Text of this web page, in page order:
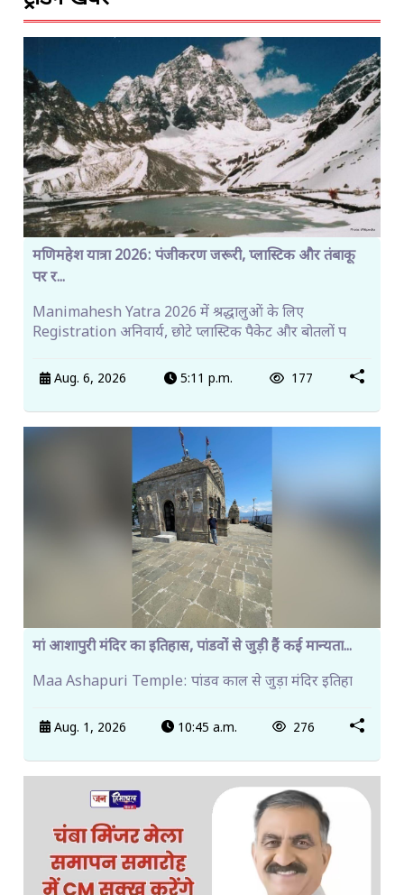
मणिमहेश यात्रा 2026: पंजीकरण जरूरी, प्लास्टिक और तंबाकू
पर र...
Manimahesh Yatra 2026 में श्रद्धालुओं के लिए
Registration अनिवार्य, छोटे प्लास्टिक पैकेट और बोतलों प
Aug. 6, 2026 5:11 p.m. 177
मां आशापुरी मंदिर का इतिहास, पांडवों से जुड़ी हैं कई मान्यता...
Maa Ashapuri Temple: पांडव काल से जुड़ा मंदिर इतिहा
Aug. 1, 2026 10:45 a.m. 276